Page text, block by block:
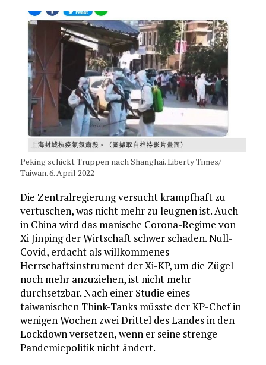
Peking schickt Truppen nach Shanghai. Liberty Times/
Taiwan. 6. April 2022
Die Zentralregierung versucht krampfhaft zu
vertuschen, was nicht mehr zu leugnen ist. Auch
in China wird das manische Corona-Regime von
Xi Jinping der Wirtschaft schwer schaden. Null-
Covid, erdacht als willkommenes
Herrschaftsinstrument der Xi-KP, um die Zügel
noch mehr anzuziehen, ist nicht mehr
durchsetzbar. Nach einer Studie eines
taiwanischen Think-Tanks müsste der KP-Chef in
wenigen Wochen zwei Drittel des Landes in den
Lockdown versetzen, wenn er seine strenge
Pandemiepolitik nicht ändert.